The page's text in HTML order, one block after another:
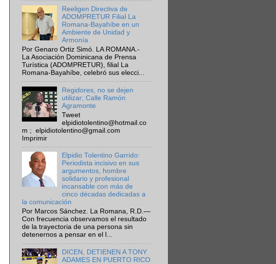
Reeligen Directiva de
ADOMPRETUR Filial La
Romana-Bayahíbe en un
Ambiente de Unidad y
Armonía
Por Genaro Ortiz Simó. LA ROMANA.-
La Asociación Dominicana de Prensa
Turística (ADOMPRETUR), filial La
Romana-Bayahíbe, celebró sus elecci...
Regidores, no se dejen
utilizar; Calle Ramón
Agramonte
Tweet
elpidiotolentino@hotmail.co
m ; elpidiotolentino@gmail.com
Imprimir
Elpidio Tolentino Garrido:
Periodista incisivo en sus
argumentos, hombre
solidario y profesional
incansable con más de
cinco décadas dedicadas a
la comunicación
Por Marcos Sánchez. La Romana, R.D.—
Con frecuencia observamos el resultado
de la trayectoria de una persona sin
detenernos a pensar en el l...
DICEN, DETIENEN A TONY
ADAMES EN PUERTO RICO